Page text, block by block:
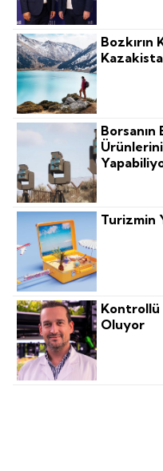
Bozkırın
Turizmin
Kontrollü
Oluyor